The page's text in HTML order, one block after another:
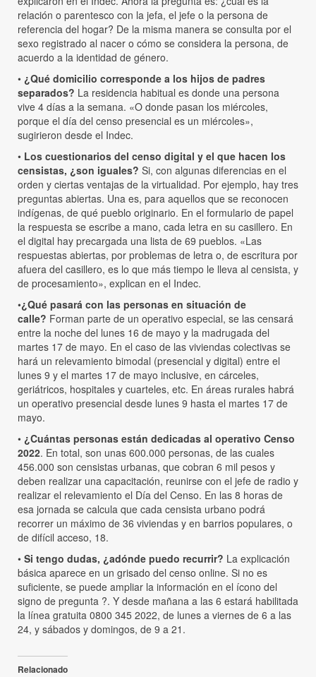
relación o parentesco con la jefa, el jefe o la persona de
referencia del hogar? De la misma manera se consulta por el
sexo registrado al nacer o cómo se considera la persona, de
acuerdo a la identidad de género.
• ¿Qué domicilio corresponde a los hijos de padres
separados? La residencia habitual es donde una persona
vive 4 días a la semana. «O donde pasan los miércoles,
porque el día del censo presencial es un miércoles»,
sugirieron desde el Indec.
• Los cuestionarios del censo digital y el que hacen los
censistas, ¿son iguales? Si, con algunas diferencias en el
orden y ciertas ventajas de la virtualidad. Por ejemplo, hay tres
preguntas abiertas. Una es, para aquellos que se reconocen
indígenas, de qué pueblo originario. En el formulario de papel
la respuesta se escribe a mano, cada letra en su casillero. En
el digital hay precargada una lista de 69 pueblos. «Las
respuestas abiertas, por problemas de letra o, de escritura por
afuera del casillero, es lo que más tiempo le lleva al censista, y
de procesamiento», explican en el Indec.
•¿Qué pasará con las personas en situación de
calle? Forman parte de un operativo especial, se las censará
entre la noche del lunes 16 de mayo y la madrugada del
martes 17 de mayo. En el caso de las viviendas colectivas se
hará un relevamiento bimodal (presencial y digital) entre el
lunes 9 y el martes 17 de mayo inclusive, en cárceles,
geriátricos, hospitales y cuarteles, etc. En áreas rurales habrá
un operativo presencial desde lunes 9 hasta el martes 17 de
mayo.
• ¿Cuántas personas están dedicadas al operativo Censo
2022. En total, son unas 600.000 personas, de las cuales
456.000 son censistas urbanas, que cobran 6 mil pesos y
deben realizar una capacitación, reunirse con el jefe de radio y
realizar el relevamiento el Día del Censo. En las 8 horas de
esa jornada se calcula que cada censista urbano podrá
recorrer un máximo de 36 viviendas y en barrios populares, o
de difícil acceso, 18.
• Si tengo dudas, ¿adónde puedo recurrir? La explicación
básica aparece en un grisado del censo online. Si no es
suficiente, se puede ampliar la información en el ícono del
signo de pregunta ?. Y desde mañana a las 6 estará habilitada
la línea gratuita 0800 345 2022, de lunes a viernes de 6 a las
24, y sábados y domingos, de 9 a 21.
Relacionado